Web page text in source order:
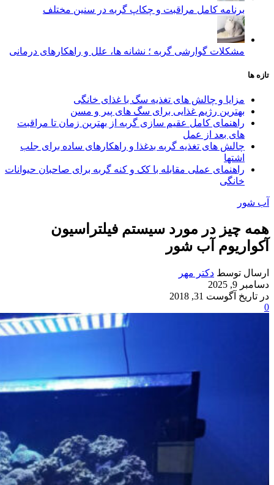
برنامه کامل مراقبت و چکاپ گربه در سنین مختلف
مشکلات گوارشی گربه ؛ نشانه‌ ها، علل و راهکارهای درمانی
تازه ها
مزایا و چالش‌ های تغذیه سگ با غذای خانگی
بهترین رژیم غذایی برای سگ‌ های پیر و مسن
راهنمای کامل عقیم سازی گربه از بهترین زمان تا مراقبت‌
های بعد از عمل
چالش‌ های تغذیه گربه بدغذا و راهکارهای ساده برای جلب
اشتها
راهنمای عملی مقابله با کک و کنه گربه برای صاحبان حیوانات
خانگی
آب شور
همه چیز در مورد سیستم فیلتراسیون
آکواریوم آب شور
ارسال توسط دکتر مهر
دسامبر 9, 2025
در تاریخ آگوست 31, 2018
0